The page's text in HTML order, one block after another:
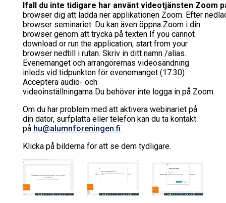
Ifall du inte tidigare har använt videotjänsten Zoom
browser dig att ladda ner applikationen Zoom. Efter
browserseminariet. Du kan även öppna Zoom i din
browser genom att trycka på texten If you cannot
download or run the application, start from your
browser nedtill i rutan. Skriv in ditt namn /alias.
Evenemanget och arrangörernas videosändning
inleds vid tidpunkten för evenemanget (17.30).
Acceptera audio- och
videoinställningarna Du behöver inte logga in på Zoom.
Om du har problem med att aktivera webinariet på
din dator, surfplatta eller telefon kan du ta kontakt
på hu@alumnforeningen.fi.
Klicka på bilderna för att se dem tydligare.